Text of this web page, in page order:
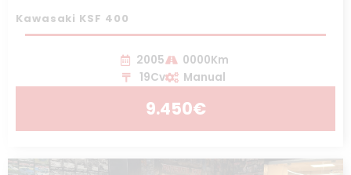
Kawasaki KSF 400
2005
0000Km
19Cv
Manual
9.450€